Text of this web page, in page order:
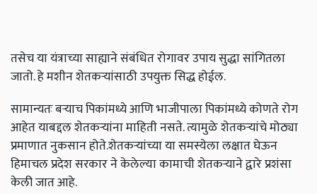
तसेच या यंत्राच्या साह्याने संबंधित रोगावर उपाय सुद्धा सांगितला
जातो. हे मशीन शेतकऱ्यांसाठी उपयुक्त सिद्ध होईल.
सामान्यतः बऱ्याच पिकांमध्ये आणि भाजीपाला पिकांमध्ये कोणते रोग
आहेत याबद्दल शेतकऱ्यांना माहिती नसते. त्यामुळे शेतकऱ्यांचे मोठ्या
प्रमाणात नुकसान होते.शेतकऱ्यांच्या या समस्येला लक्षात घेऊन
हिमाचल प्रदेश सरकार ने केलेल्या कामाची शेतकऱ्याने द्वारे प्रशंसा
केली जात आहे.